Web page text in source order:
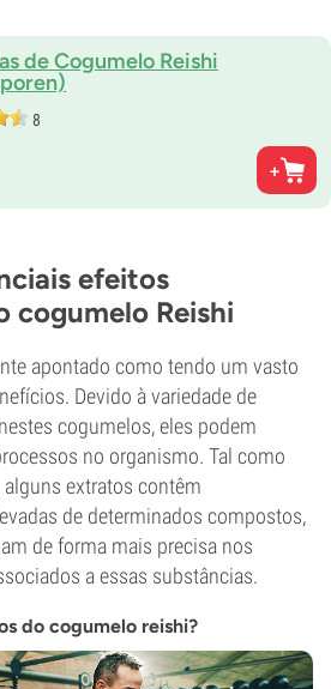
de Cogumelo Reishi
8
efeitos
cogumelo Reishi
apontado como tendo um vasto
Devido à variedade de
cogumelos, eles podem
no organismo. Tal como
extratos contêm
de determinados compostos,
de forma mais precisa nos
a essas substâncias.
do cogumelo reishi?